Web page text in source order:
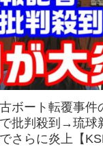
ボート転覆事
批判殺到→琉球
さらに炎上【